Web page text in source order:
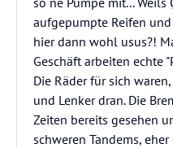
aufgepumpte Reifen
hier dann wohl usus?!
Geschäft arbeiten echte
Die Räder für sich
und Lenker dran. Die
Zeiten bereits gesehen
schweren Tandems,